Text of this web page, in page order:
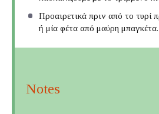
Προαιρετικά πριν από το τυρί
ή μία φέτα από μαύρη μπαγκέτα.
Notes